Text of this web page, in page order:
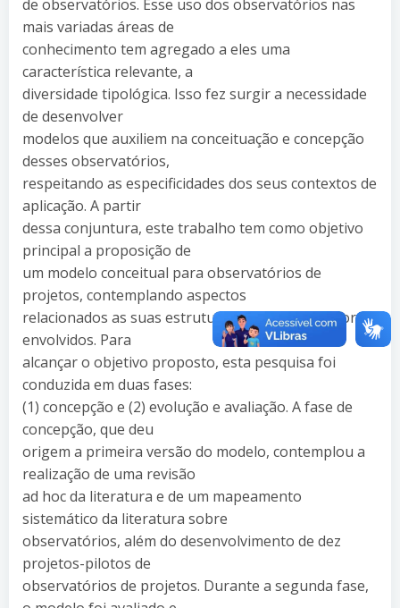
de observatórios. Esse uso dos observatórios nas
mais variadas áreas de
conhecimento tem agregado a eles uma
característica relevante, a
diversidade tipológica. Isso fez surgir a necessidade
de desenvolver
modelos que auxiliem na conceituação e concepção
desses observatórios,
respeitando as especificidades dos seus contextos de
aplicação. A partir
dessa conjuntura, este trabalho tem como objetivo
principal a proposição de
um modelo conceitual para observatórios de
projetos, contemplando aspectos
relacionados as suas estruturas, processos e atores
envolvidos. Para
alcançar o objetivo proposto, esta pesquisa foi
conduzida em duas fases:
(1) concepção e (2) evolução e avaliação. A fase de
concepção, que deu
origem a primeira versão do modelo, contemplou a
realização de uma revisão
ad hoc da literatura e de um mapeamento
sistemático da literatura sobre
observatórios, além do desenvolvimento de dez
projetos-pilotos de
observatórios de projetos. Durante a segunda fase,